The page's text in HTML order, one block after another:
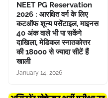
NEET PG Reservation
2026 : आरक्षित वर्ग के लिए
कटऑफ शून्य पसेंटाइल, माइनस
40 अंक वाले भी पा सकेंगे
दाखिला, मेडिकल स्नातकोत्तर
की 18000 से ज्यादा सीटें हैं
खाली
January 14, 2026